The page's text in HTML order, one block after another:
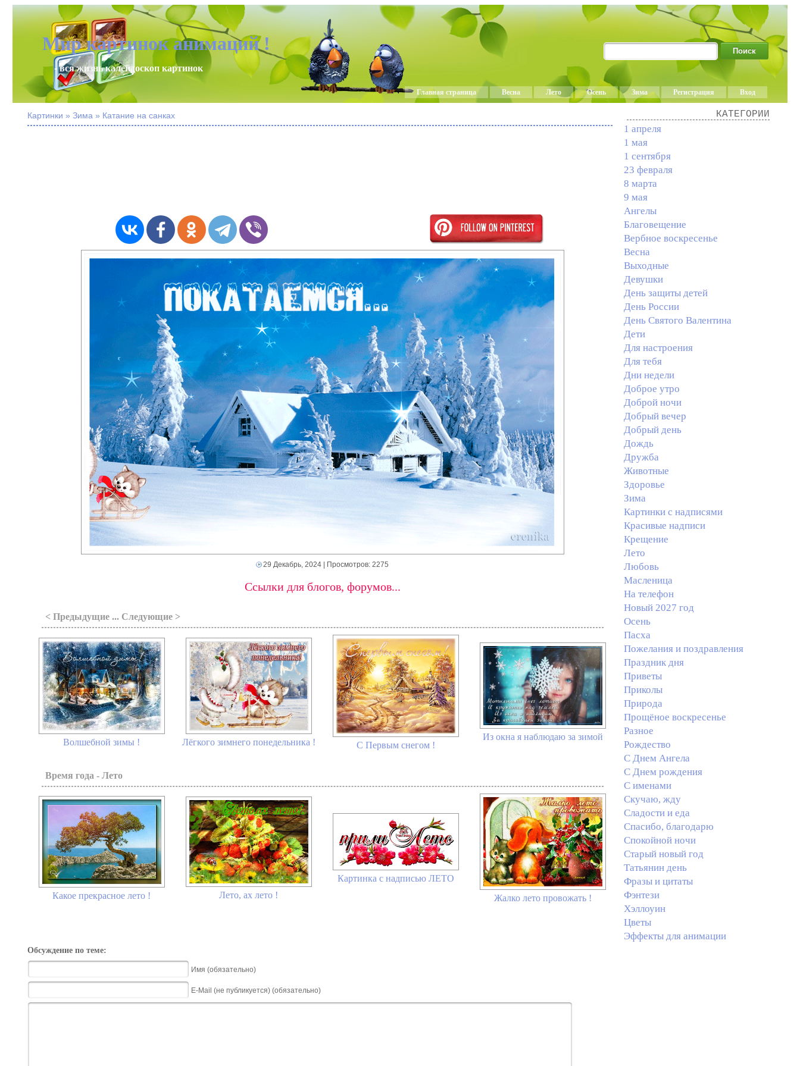
Мир картинок анимаций !
- вся жизнь калейдоскоп картинок
Главная страница Весна Лето Осень Зима Регистрация Вход
Картинки » Зима » Катание на санках
29 Декабрь, 2024 | Просмотров: 2275
Ссылки для блогов, форумов...
< Предыдущие ... Следующие >
Волшебной зимы ! Лёгкого зимнего понедельника ! С Первым снегом !
Из окна я наблюдаю за зимой
Время года - Лето
Какое прекрасное лето ! Лето, ах лето !
Картинка с надписью ЛЕТО
Жалко лето провожать !
Обсуждение по теме:
Имя (обязательно)
E-Mail (не публикуется) (обязательно)
КАТЕГОРИИ
1 апреля
1 мая
1 сентября
23 февраля
8 марта
9 мая
Ангелы
Благовещение
Вербное воскресенье
Весна
Выходные
Девушки
День защиты детей
День России
День Святого Валентина
Дети
Для настроения
Для тебя
Дни недели
Доброе утро
Доброй ночи
Добрый вечер
Добрый день
Дождь
Дружба
Животные
Здоровье
Зима
Картинки с надписями
Красивые надписи
Крещение
Лето
Любовь
Масленица
На телефон
Новый 2027 год
Осень
Пасха
Пожелания и поздравления
Праздник дня
Приветы
Приколы
Природа
Прощёное воскресенье
Разное
Рождество
С Днем Ангела
С Днем рождения
С именами
Скучаю, жду
Сладости и еда
Спасибо, благодарю
Спокойной ночи
Старый новый год
Татьянин день
Фразы и цитаты
Фэнтези
Хэллоуин
Цветы
Эффекты для анимации